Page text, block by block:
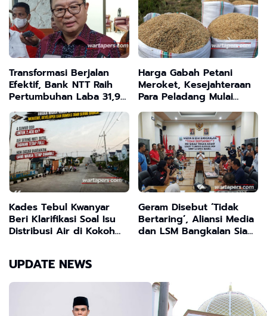
Transformasi Berjalan
Efektif, Bank NTT Raih
Pertumbuhan Laba 31,94
Persen
Harga Gabah Petani
Meroket, Kesejahteraan
Para Peladang Mulai
Terjamin
Kades Tebul Kwanyar
Beri Klarifikasi Soal Isu
Distribusi Air di Kokoh
Ditangani
Geram Disebut ‘Tidak
Bertaring’, Aliansi Media
dan LSM Bangkalan Siap
UPDATE NEWS